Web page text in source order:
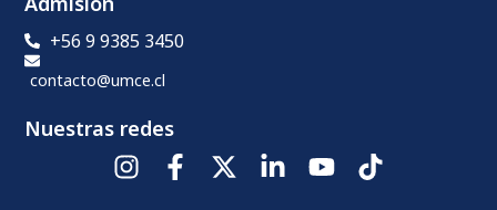
+56 9 9385 3450
contacto@umce.cl
Nuestras redes